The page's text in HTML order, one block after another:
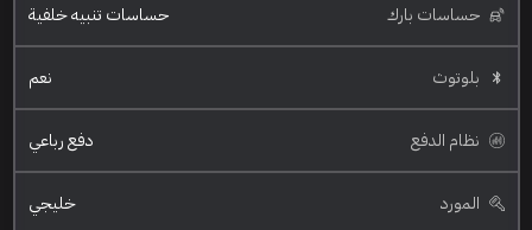
حساسات بارك حساسات تنبيه خلفية
بلوتوث نعم
نظام الدفع دفع رباعي
المورد خليجي